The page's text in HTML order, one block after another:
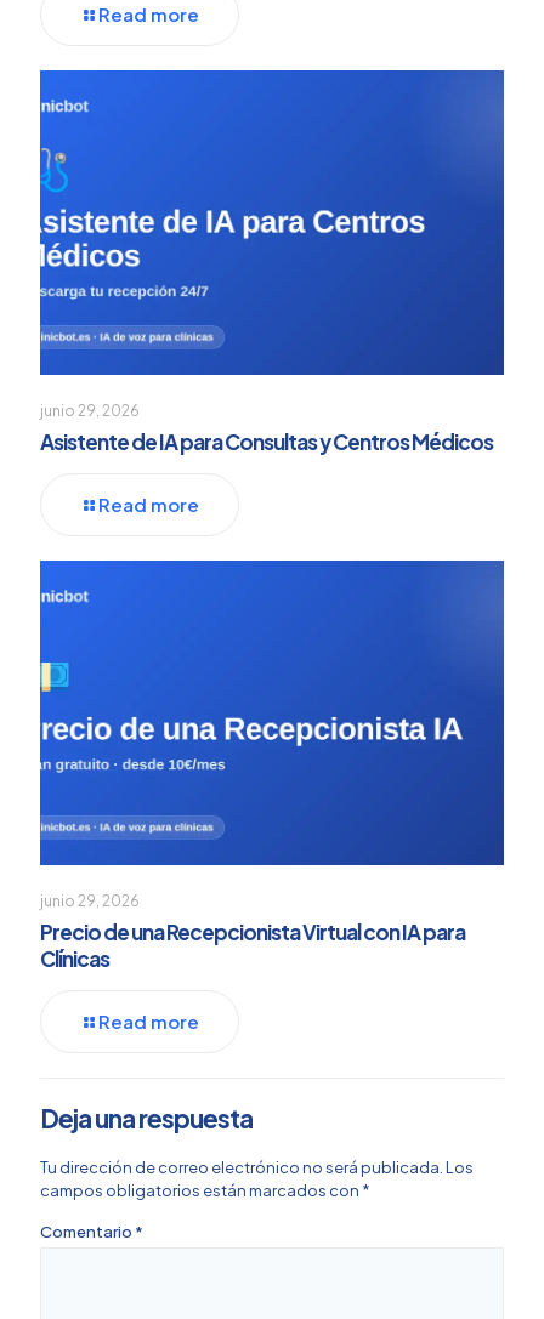
Read more
junio 29, 2026
Asistente de IA para Consultas y Centros Médicos
Read more
junio 29, 2026
Precio de una Recepcionista Virtual con IA para
Clínicas
Read more
Deja una respuesta
Tu dirección de correo electrónico no será publicada. Los
campos obligatorios están marcados con *
Comentario *